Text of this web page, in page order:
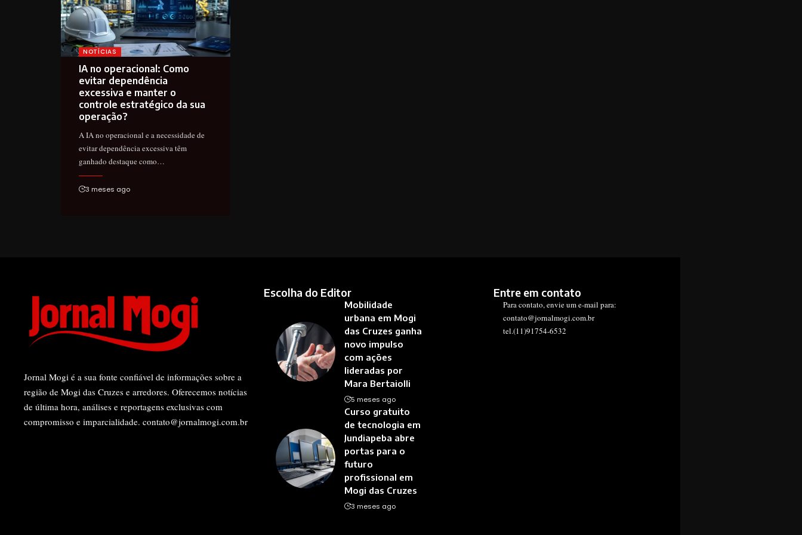
NOTÍCIAS
IA no operacional: Como
evitar dependência
excessiva e manter o
controle estratégico da sua
operação?
A IA no operacional e a necessidade de
evitar dependência excessiva têm
ganhado destaque como…
3 meses ago
Jornal Mogi é a sua fonte confiável de informações sobre a
região de Mogi das Cruzes e arredores. Oferecemos notícias
de última hora, análises e reportagens exclusivas com
compromisso e imparcialidade. contato@jornalmogi.com.br
Escolha do Editor
Mobilidade
urbana em Mogi
das Cruzes ganha
novo impulso
com ações
lideradas por
Mara Bertaiolli
5 meses ago
Curso gratuito
de tecnologia em
Jundiapeba abre
portas para o
futuro
profissional em
Mogi das Cruzes
3 meses ago
Entre em contato
Para contato, envie um e-mail para:
contato@jornalmogi.com.br
tel.(11)91754-6532